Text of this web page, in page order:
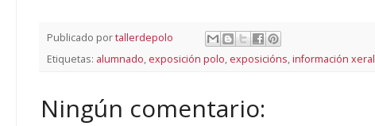
Publicado portallerdepolo
Etiquetas: alumnado, exposición polo, exposicións,información xeral
Ningún comentario: